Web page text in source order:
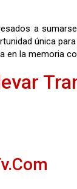
​​a
única
en la memoria